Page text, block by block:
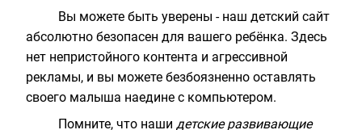
Вы можете быть уверены - наш детский сайт
абсолютно безопасен для вашего ребёнка. Здесь
нет непристойного контента и агрессивной
рекламы, и вы можете безбоязненно оставлять
своего малыша наедине с компьютером.
Помните, что наши детские развивающие